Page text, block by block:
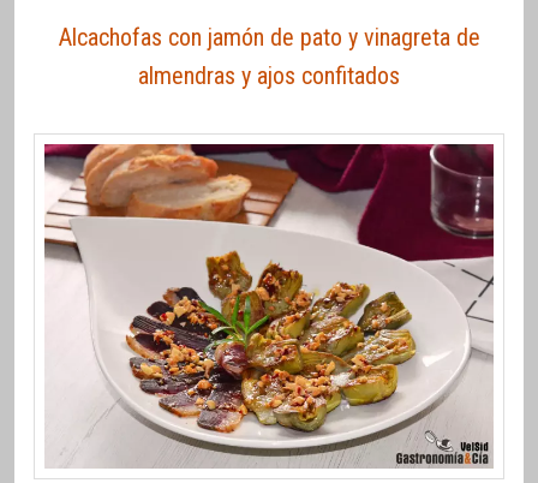
Alcachofas con jamón de pato y vinagreta de
almendras y ajos confitados